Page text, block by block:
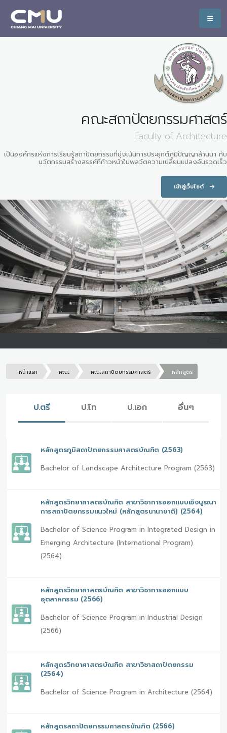
คณะสถาปัตยกรรมศาสตร์
Faculty of Architecture
เป็นองค์กรแห่งการเรียนรู้สถาปัตยกรรมที่มุ่งเน้นการประยุกต์ภูมิปัญญาล้านนา กับ
นวัตกรรมสร้างสรรค์ที่ก้าวหน้าในพลวัตความเปลี่ยนแปลงอันรวดเร็ว
เข้าสู่เว็บไซต์
หน้าแรก คณะ คณะสถาปัตยกรรมศาสตร์ หลักสูตร
ป.ตรี ป.โท ป.เอก อื่นๆ
หลักสูตรภูมิสถาปัตยกรรมศาสตรบัณฑิต (2563)
Bachelor of Landscape Architecture Program (2563)
หลักสูตรวิทยาศาสตรบัณฑิต สาขาวิชาการออกแบบเชิงบูรณา
การสถาปัตยกรรมแนวใหม่ (หลักสูตรนานาชาติ) (2564)
Bachelor of Science Program in Integrated Design in
Emerging Architecture (International Program)
(2564)
หลักสูตรวิทยาศาสตรบัณฑิต สาขาวิชาการออกแบบ
อุตสาหกรรม (2566)
Bachelor of Science Program in Industrial Design
(2566)
หลักสูตรวิทยาศาสตรบัณฑิต สาขาวิชาสถาปัตยกรรม
(2564)
Bachelor of Science Program in Architecture (2564)
หลักสูตรสถาปัตยกรรมศาสตรบัณฑิต (2566)